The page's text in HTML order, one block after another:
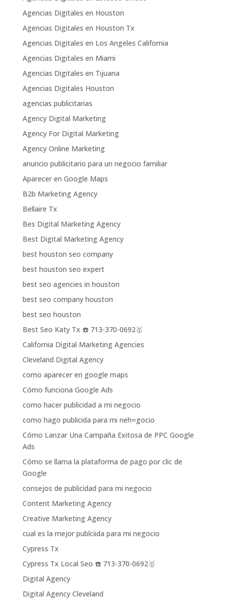
Agencias Digitales en Houston
Agencias Digitales en Houston Tx
Agencias Digitales en Los Angeles California
Agencias Digitales en Miami
Agencias Digitales en Tijuana
Agencias Digitales Houston
agencias publicitarias
Agency Digital Marketing
Agency For Digital Marketing
Agency Online Marketing
anuncio publicitario para un negocio familiar
Aparecer en Google Maps
B2b Marketing Agency
Bellaire Tx
Bes Digital Marketing Agency
Best Digital Marketing Agency
best houston seo company
best houston seo expert
best seo agencies in houston
best seo company houston
best seo houston
Best Seo Katy Tx ☎️ 713-370-0692🥇
California Digital Marketing Agencies
Cleveland Digital Agency
como aparecer en google maps
Cómo funciona Google Ads
como hacer publicidad a mi negocio
como hago publicida para mi neh=gocio
Cómo Lanzar Una Campaña Exitosa de PPC Google
Ads
Cómo se llama la plataforma de pago por clic de
Google
consejos de publicidad para mi negocio
Content Marketing Agency
Creative Marketing Agency
cual es la mejor publciida para mi negocio
Cypress Tx
Cypress Tx Local Seo ☎️ 713-370-0692🥇
Digital Agency
Digital Agency Cleveland